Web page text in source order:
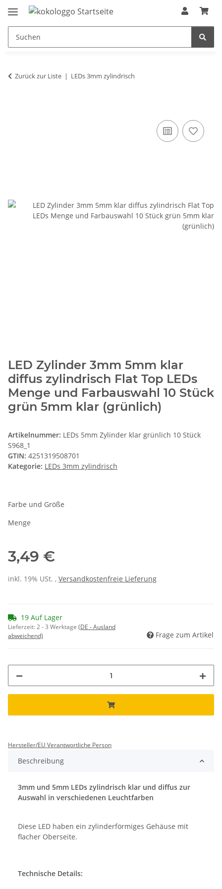
Zurück zur Liste LEDs 3mm zylindrisch
LED Zylinder 3mm 5mm klar
diffus zylindrisch Flat Top LEDs
Menge und Farbauswahl 10 Stück
grün 5mm klar (grünlich)
Artikelnummer: LEDs 5mm Zylinder klar grünlich 10 Stück
S968_1
GTIN: 4251319508701
Kategorie: LEDs 3mm zylindrisch
Farbe und Größe
Menge
3,49 €
inkl. 19% USt. , Versandkostenfreie Lieferung
19 Auf Lager
Lieferzeit:2 - 3 Werktage (DE - Ausland
abweichend)
Frage zum Artikel
Hersteller/EU Verantwortliche Person
Beschreibung
3mm und 5mm LEDs zylindrisch klar und diffus zur
Auswahl in verschiedenen Leuchtfarben
Diese LED haben ein zylinderförmiges Gehäuse mit
flacher Oberseite.
Technische Details: